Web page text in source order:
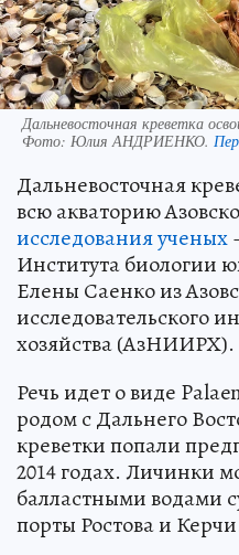
Дальневосточная креветка
Фото: Юлия АНДРИЕНКО.
Дальневосточная
всю акваторию
исследования ученых
Института биологии
Елены Саенко из
исследовательского
хозяйства (АзНИИРХ).
Речь идет о виде
родом с Дальнего
креветки попали
2014 годах. Личинки
балластными водами
порты Ростова и